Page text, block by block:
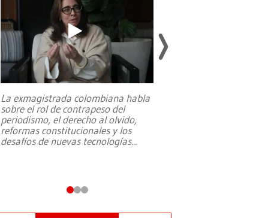
La exmagistrada colombiana habla
sobre el rol de contrapeso del
periodismo, el derecho al olvido,
reformas constitucionales y los
desafíos de nuevas tecnologías...